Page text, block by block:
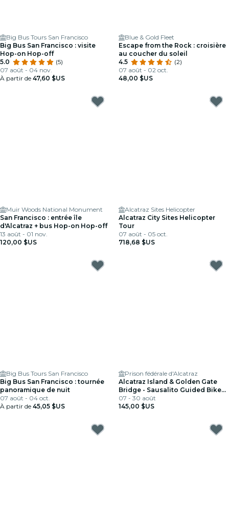
Big Bus Tours San Francisco
Big Bus San Francisco : visite
Hop-on Hop-off
5.0
(5)
07 août - 04 nov.
À partir de 47,60 $US
Blue & Gold Fleet
Escape from the Rock : croisière
au coucher du soleil
4.5
(2)
07 août - 02 oct.
48,00 $US
Muir Woods National Monument
San Francisco : entrée île
d'Alcatraz + bus Hop-on Hop-off
13 août - 01 nov.
120,00 $US
Alcatraz Sites Helicopter
Alcatraz City Sites Helicopter
Tour
07 août - 05 oct.
718,68 $US
Big Bus Tours San Francisco
Big Bus San Francisco : tournée
panoramique de nuit
07 août - 04 oct.
À partir de 45,05 $US
Prison fédérale d'Alcatraz
Alcatraz Island & Golden Gate
Bridge - Sausalito Guided Bike
Tour
07 - 30 août
145,00 $US